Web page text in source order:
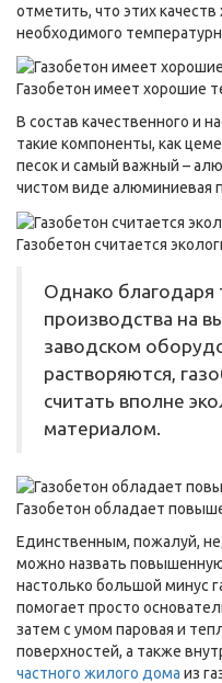
отметить, что этих
необходимого
Газобетон имеет хорошие
В состав качественного и
такие компоненты, как
песок и самый важный –
чистом виде алюминиевая
Газобетон считается
Однако благодаря
производства на
заводском
растворяются,
считать вполне
материалом.
Газобетон обладает
Единственным, пожалуй,
можно назвать
настолько большой минус
помогает просто
затем с умом паровая и
поверхностей, а также
частного жилого дома из